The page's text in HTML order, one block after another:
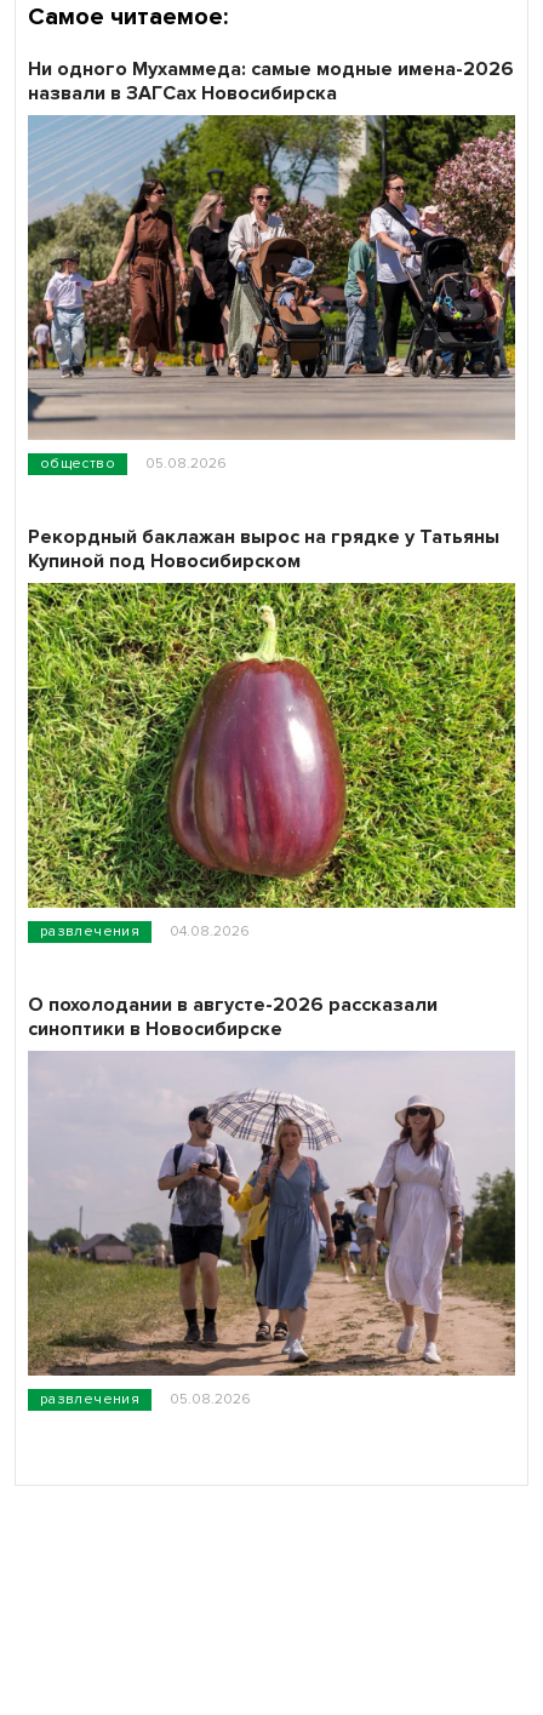
Самое читаемое:
общество 05.08.2026
Ни одного Мухаммеда: самые модные имена-2026
назвали в ЗАГСах Новосибирска
развлечения 04.08.2026
Рекордный баклажан вырос на грядке у Татьяны
Купиной под Новосибирском
развлечения 05.08.2026
О похолодании в августе-2026 рассказали
синоптики в Новосибирске